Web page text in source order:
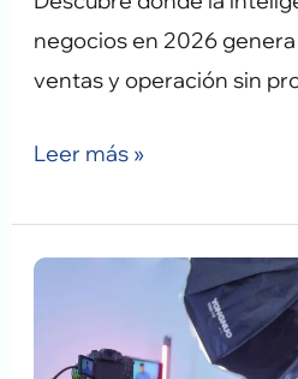
negocios en 2026
ventas y operación sin
Leer más »
Estrategias
crear